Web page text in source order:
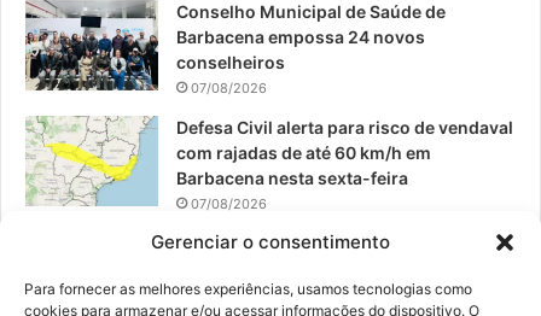
Gerenciar o consentimento
Para fornecer as melhores experiências, usamos tecnologias como
cookies para armazenar e/ou acessar informações do dispositivo. O
Conselho Municipal de Saúde de
Barbacena empossa 24 novos
conselheiros
07/08/2026
Defesa Civil alerta para risco de vendaval
com rajadas de até 60 km/h em
Barbacena nesta sexta-feira
07/08/2026
EPCAR tem a melhor nota do IDEB no
06/08/2026